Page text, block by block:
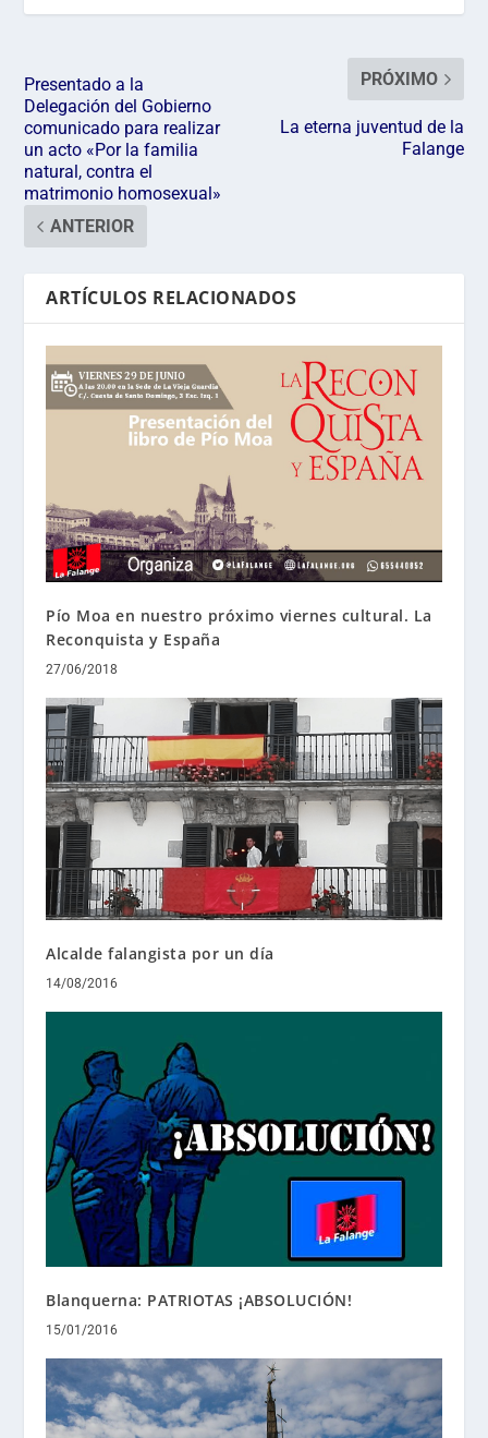
Presentado a la
Delegación del Gobierno
comunicado para realizar
un acto «Por la familia
natural, contra el
matrimonio homosexual»
ANTERIOR
PRÓXIMO
La eterna juventud de la
Falange
ARTÍCULOS RELACIONADOS
Pío Moa en nuestro próximo viernes cultural. La
Reconquista y España
27/06/2018
Alcalde falangista por un día
14/08/2016
Blanquerna: PATRIOTAS ¡ABSOLUCIÓN!
15/01/2016